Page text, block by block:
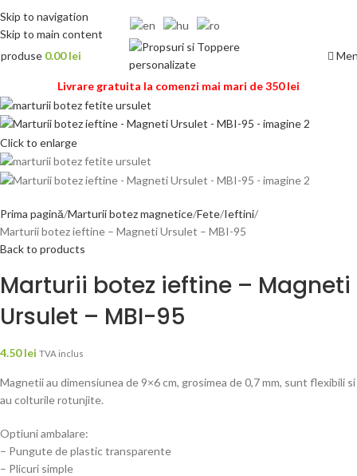
Skip to navigation
Skip to main content
produse 0.00lei
Livrare gratuita la comenzi mai mari de 350 lei
Click to enlarge
Prima pagină Marturii botez magnetice Fete Ieftini
Marturii botez ieftine – Magneti Ursulet – MBI-95
Back to products
Marturii botez ieftine – Magneti
Ursulet – MBI-95
4.50lei TVA inclus
Magnetii au dimensiunea de 9×6 cm, grosimea de 0,7 mm, sunt flexibili si
au colturile rotunjite.
Optiuni ambalare:
– Pungute de plastic transparente
– Plicuri simple